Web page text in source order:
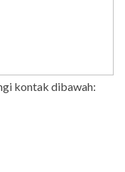
kontak dibawah: